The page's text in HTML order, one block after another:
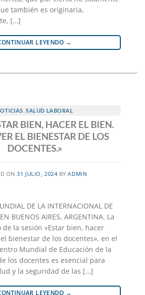
también es originaria,
[…]
LEYENDO →
,SALUD LABORAL
BIEN, HACER EL BIEN.
EL BIENESTAR DE LOS
DOCENTES.»
ON31 JULIO, 2024 BYADMIN
DE LA INTERNACIONAL DE
BUENOS AIRES, ARGENTINA. La
de la sesión «Estar bien, hacer
bienestar de los docentes», en el
Mundial de Educación de la
los docentes es esencial para
y la seguridad de las […]
LEYENDO →